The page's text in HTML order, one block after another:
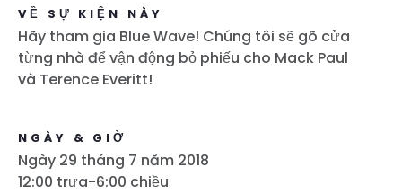
VỀ SỰ KIỆN NÀY
Hãy tham gia Blue Wave! Chúng tôi sẽ gõ cửa
từng nhà để vận động bỏ phiếu cho Mack Paul
và Terence Everitt!
NGÀY & GIỜ
Ngày 29 tháng 7 năm 2018
12:00 trưa-6:00 chiều